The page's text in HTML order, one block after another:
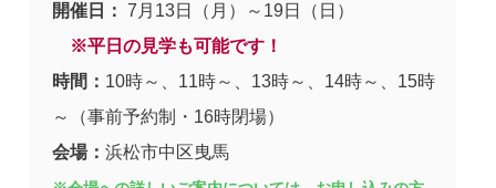
開催日： 7月13日（月）～19日（日）
※平日の見学も可能です！
時間： 10時～、11時～、13時～、14時～、15時
～（事前予約制・16時閉場）
会場： 浜松市中区曳馬